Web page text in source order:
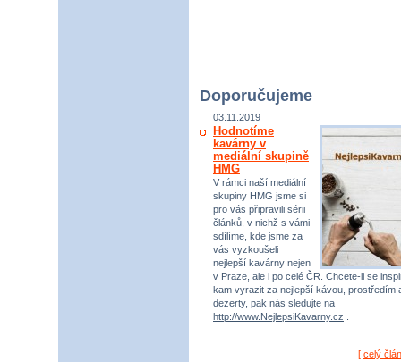
Doporučujeme
03.11.2019
Hodnotíme
kavárny v
mediální skupině
HMG
V rámci naší mediální
skupiny HMG jsme si
pro vás připravili sérii
článků, v nichž s vámi
sdílíme, kde jsme za
vás vyzkoušeli
nejlepší kavárny nejen
v Praze, ale i po celé ČR. Chcete-li se
kam vyrazit za nejlepší kávou, prostředím
dezerty, pak nás sledujte na
http://www.NejlepsiKavarny.cz
[ celý